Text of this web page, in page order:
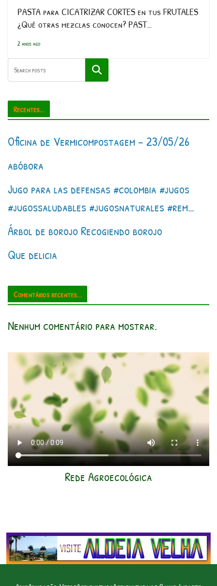
PASTA para CICATRIZAR CORTES en tus FRUTALES
¿Qué otras mezclas conocen? PAST…
2 anos ago
Pesquisar
Recentes...
Oficina de Vermicompostagem – 23/05/26
abóbora
Jugo para las defensas #colombia #jugos
#jugossaludables #jugosnaturales #rem…
Árbol de borojo Recogiendo borojo
Que delicia
Comentários recentes...
Nenhum comentário para mostrar.
Rede Agroecológica